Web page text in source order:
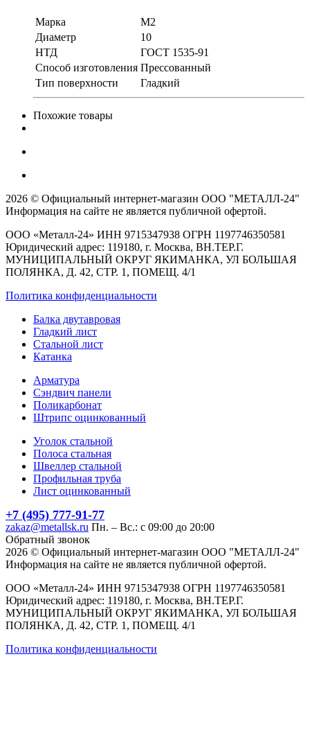
Марка
М2
Диаметр
10
НТД
ГОСТ 1535-91
Способ изготовления Прессованный
Тип поверхности
Гладкий
Похожие товары
2026 © Официальный интернет-магазин ООО "МЕТАЛЛ-24"
Информация на сайте не является публичной офертой.
ООО «Металл-24» ИНН 9715347938 ОГРН 1197746350581
Юридический адрес: 119180, г. Москва, ВН.ТЕР.Г.
МУНИЦИПАЛЬНЫЙ ОКРУГ ЯКИМАНКА, УЛ БОЛЬШАЯ
ПОЛЯНКА, Д. 42, СТР. 1, ПОМЕЩ. 4/1
Политика конфиденциальности
Балка двутавровая
Гладкий лист
Стальной лист
Катанка
Арматура
Сэндвич панели
Поликарбонат
Штрипс оцинкованный
Уголок стальной
Полоса стальная
Швеллер стальной
Профильная труба
Лист оцинкованный
+7 (495) 777-91-77
zakaz@metallsk.ru Пн. – Вс.: с 09:00 до 20:00
Обратный звонок
2026 © Официальный интернет-магазин ООО "МЕТАЛЛ-24"
Информация на сайте не является публичной офертой.
ООО «Металл-24» ИНН 9715347938 ОГРН 1197746350581
Юридический адрес: 119180, г. Москва, ВН.ТЕР.Г.
МУНИЦИПАЛЬНЫЙ ОКРУГ ЯКИМАНКА, УЛ БОЛЬШАЯ
ПОЛЯНКА, Д. 42, СТР. 1, ПОМЕЩ. 4/1
Политика конфиденциальности